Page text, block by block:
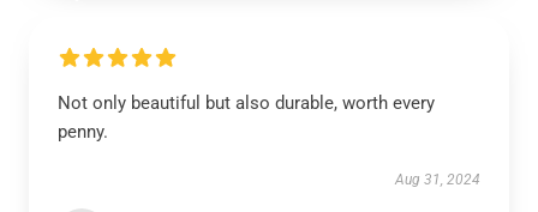
Not only beautiful but also durable, worth every
penny.
Aug 31, 2024